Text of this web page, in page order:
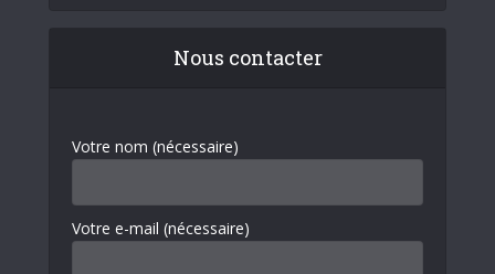
Nous contacter
Votre nom (nécessaire)
Votre e-mail (nécessaire)